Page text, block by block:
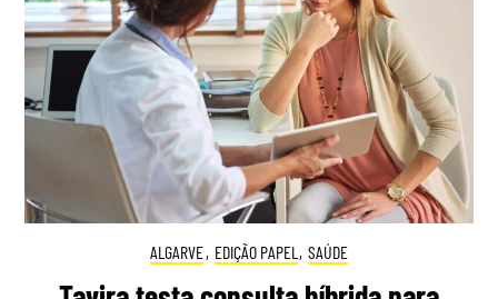
ALGARVE, EDIÇÃO PAPEL , SAÚDE